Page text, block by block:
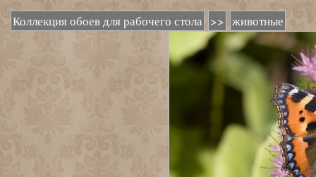
Коллекция обоев для рабочего стола >> животные